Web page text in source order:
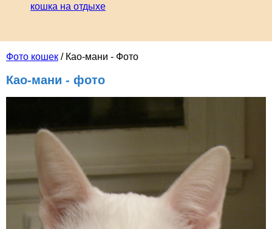
Фото кошек / Као-мани - Фото
Као-мани - фото
кошка на отдыхе